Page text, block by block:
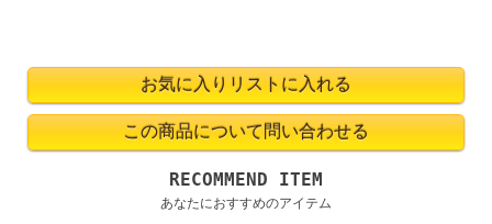
RECOMMEND ITEM
あなたにおすすめのアイテム